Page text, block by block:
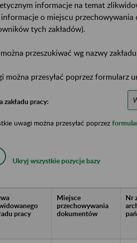
informacje na temat
o miejscu
tych zakładów).
przeszukiwać wg nazwy
można przesyłać poprzez formularz
zakładu pracy:
uwagi można przesyłać poprzez
Ukryj wszystkie pozycje bazy
pracy
Miejsce
przechowywania
dokumentów
Nr